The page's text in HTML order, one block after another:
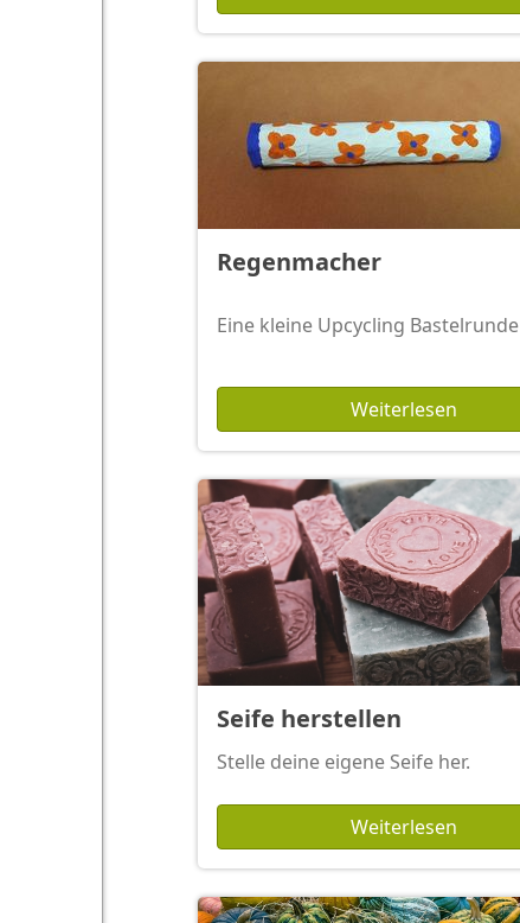
Regenmacher
Eine kleine Upcycling Bastelrunde
Weiterlesen
Seife herstellen
Stelle deine eigene Seife her.
Weiterlesen